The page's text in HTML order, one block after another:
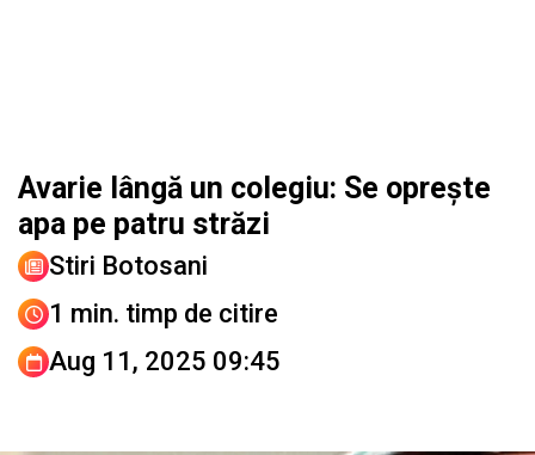
Avarie lângă un colegiu: Se oprește
apa pe patru străzi
Stiri Botosani
1 min. timp de citire
Aug 11, 2025 09:45